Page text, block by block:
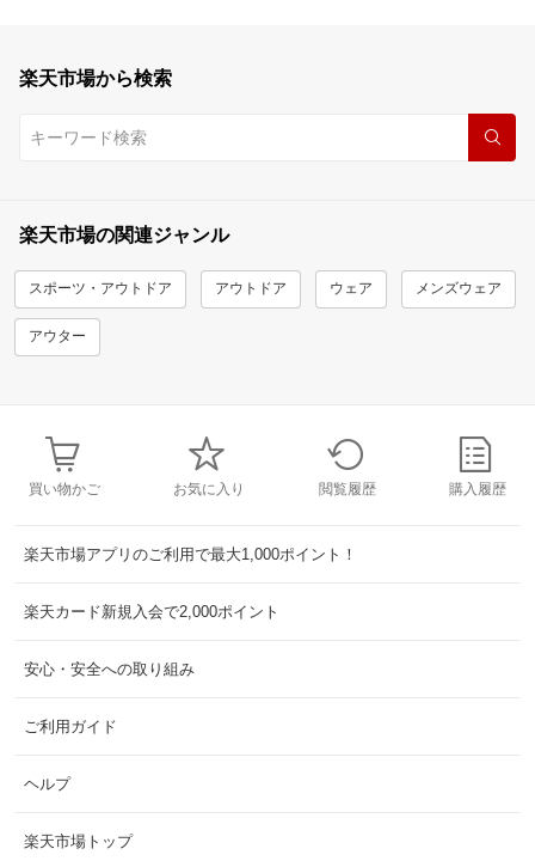
楽天市場から検索
楽天市場の関連ジャンル
スポーツ・アウトドア アウトドア ウェア メンズウェア
アウター
買い物かご お気に入り 閲覧履歴 購入履歴
楽天市場アプリのご利用で最大1,000ポイント！
楽天カード新規入会で2,000ポイント
安心・安全への取り組み
ご利用ガイド
ヘルプ
楽天市場トップ